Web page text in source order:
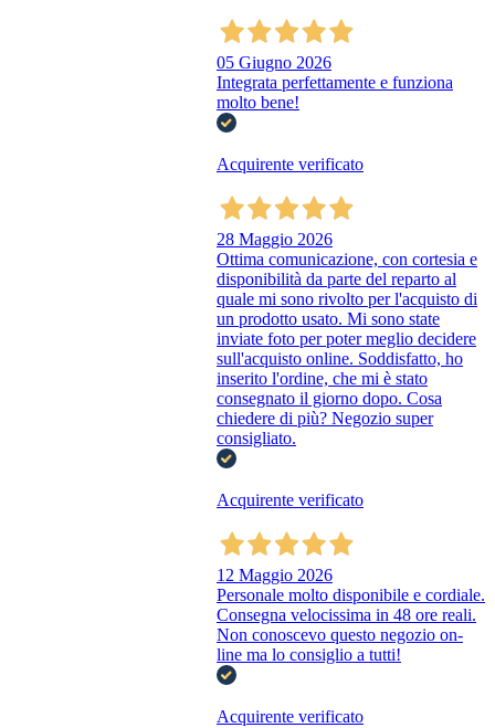
05 Giugno 2026
Integrata perfettamente e funziona
molto bene!
Acquirente verificato
28 Maggio 2026
Ottima comunicazione, con cortesia e
disponibilità da parte del reparto al
quale mi sono rivolto per l'acquisto di
un prodotto usato. Mi sono state
inviate foto per poter meglio decidere
sull'acquisto online. Soddisfatto, ho
inserito l'ordine, che mi è stato
consegnato il giorno dopo. Cosa
chiedere di più? Negozio super
consigliato.
Acquirente verificato
12 Maggio 2026
Personale molto disponibile e cordiale.
Consegna velocissima in 48 ore reali.
Non conoscevo questo negozio on-
line ma lo consiglio a tutti!
Acquirente verificato